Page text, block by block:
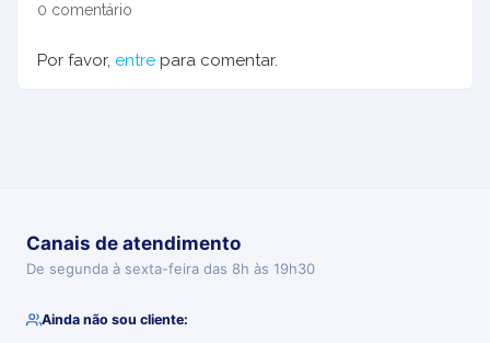
0 comentário
Por favor, entre para comentar.
Canais de atendimento
De segunda à sexta-feira das 8h às 19h30
Ainda não sou cliente: